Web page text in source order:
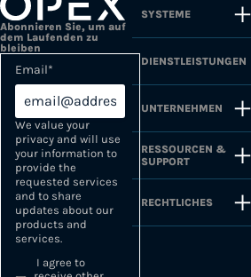
Abonnieren Sie, um auf
dem Laufenden zu
bleiben
Email*
We value your
privacy and will use
your information to
provide the
requested services
and to share
updates about our
products and
services.
I agree to
SYSTEME
DIENSTLEISTUNGEN
UNTERNEHMEN
RESSOURCEN &
SUPPORT
RECHTLICHES